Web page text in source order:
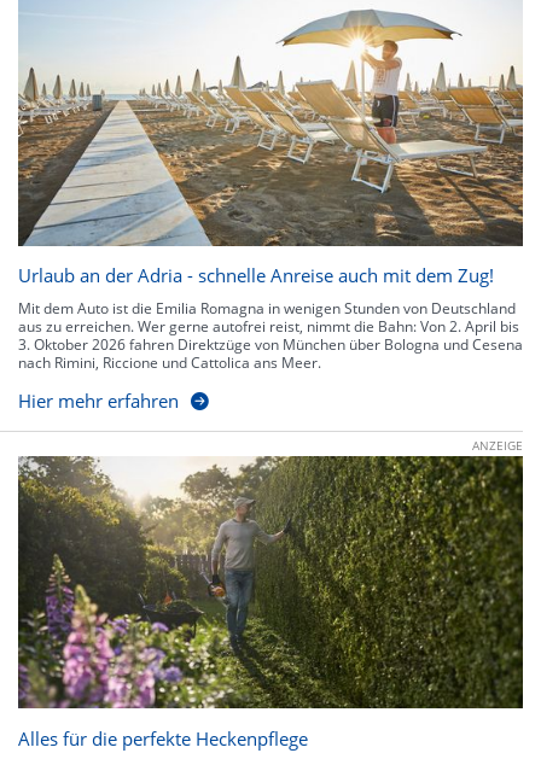
Urlaub an der Adria - schnelle Anreise auch mit dem Zug!
Mit dem Auto ist die Emilia Romagna in wenigen Stunden von Deutschland
aus zu erreichen. Wer gerne autofrei reist, nimmt die Bahn: Von 2. April bis
3. Oktober 2026 fahren Direktzüge von München über Bologna und Cesena
nach Rimini, Riccione und Cattolica ans Meer.
Hier mehr erfahren
ANZEIGE
Alles für die perfekte Heckenpflege